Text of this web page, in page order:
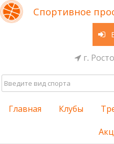
Спортивное
г.
Главная Клубы